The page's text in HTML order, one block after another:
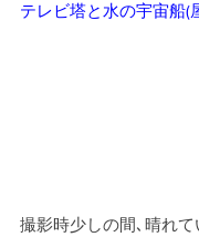
テレビ塔と水の宇宙船(
撮影時少しの間､晴れ